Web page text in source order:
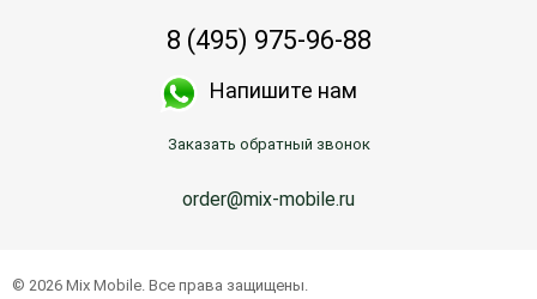
8 (495) 975-96-88
Напишите нам
Заказать обратный звонок
order@mix-mobile.ru
© 2026 Mix Mobile. Все права защищены.